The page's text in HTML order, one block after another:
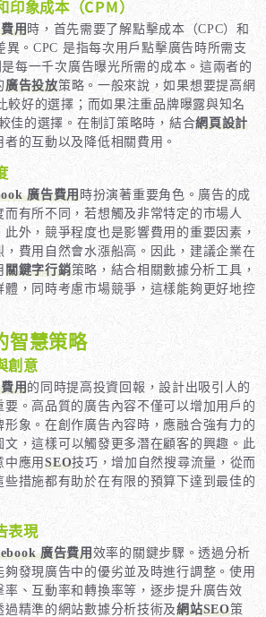
象成本（CPM）
用時，首先需要了解點擊成本（CPC）和
異。CPC 是指每次用戶點擊廣告時所需支
每一千次廣告曝光所需的成本。這兩者的
廣告投放策略。一般來說，如果想要提高網
較好的選擇；而如果注重品牌曝露與知名
佳的選擇。在制訂策略時，結合網頁設計
的互動以及降低相關費用。
廣告費用時扮演著重要角色。廣告的成
有所不同，若想觸及非常特定的市場人
外，競爭程度也是影響費用的重要因素，
，費用自然會水漲船高。因此，建議企業在
關鍵字行銷策略，結合相關數據分析工具，
體，同時考慮市場競爭，這樣能夠更好地控
智慧策略
創意
用的同時提高投資回報，設計出吸引人的
要。高品質的廣告內容不僅可以增加用戶的
形象。在創作廣告內容時，應融合強有力的
文，這樣可以觸發更多潛在顧客的興趣。此
中應用SEO技巧，增加自然搜尋流量，從而
措施都有助於在有限的預算下達到最佳的
表現
廣告費用效率的關鍵步驟。透過分析
發現廣告中的優劣並及時進行調整。使用
率、互動率和轉換率等，逐步提升廣告效
過精準的網站數據分析技術及網站SEO策